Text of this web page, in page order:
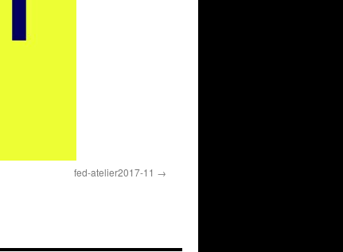
fed-atelier2017-11